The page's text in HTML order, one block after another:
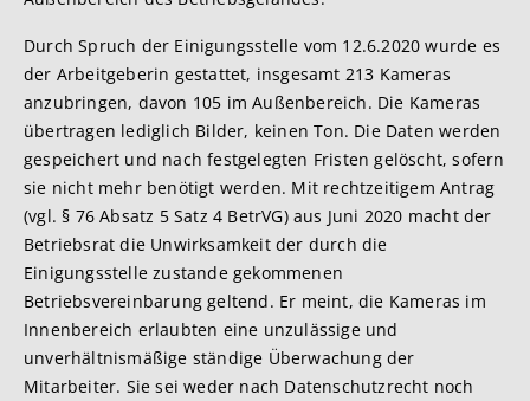
Durch Spruch der Einigungsstelle vom 12.6.2020 wurde es
der Arbeitgeberin gestattet, insgesamt 213 Kameras
anzubringen, davon 105 im Außenbereich. Die Kameras
übertragen lediglich Bilder, keinen Ton. Die Daten werden
gespeichert und nach festgelegten Fristen gelöscht, sofern
sie nicht mehr benötigt werden. Mit rechtzeitigem Antrag
(vgl. § 76 Absatz 5 Satz 4 BetrVG) aus Juni 2020 macht der
Betriebsrat die Unwirksamkeit der durch die
Einigungsstelle zustande gekommenen
Betriebsvereinbarung geltend. Er meint, die Kameras im
Innenbereich erlaubten eine unzulässige und
unverhältnismäßige ständige Überwachung der
Mitarbeiter. Sie sei weder nach Datenschutzrecht noch